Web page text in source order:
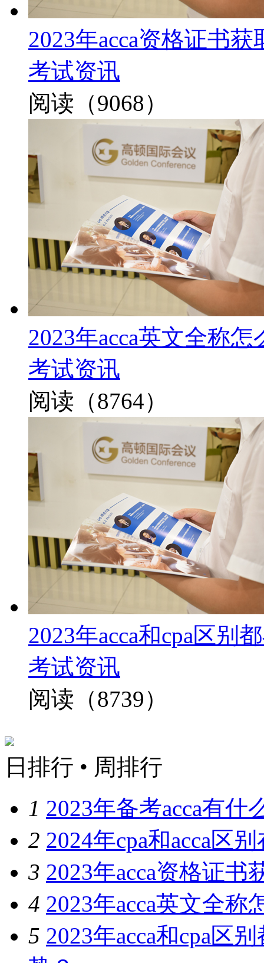
2023年acca资格证书
考试资讯
阅读（9068）
2023年acca英文全称
考试资讯
阅读（8764）
2023年acca和cpa区别
考试资讯
阅读（8739）
日排行 • 周排行
1 2023年备考acca有
2 2024年cpa和acca区
3 2023年acca资格证
4 2023年acca英文全
5 2023年acca和cpa区